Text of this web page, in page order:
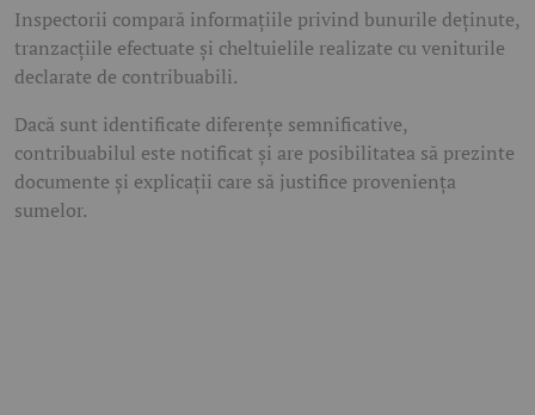
Inspectorii compară informațiile privind bunurile deținute,
tranzacțiile efectuate și cheltuielile realizate cu veniturile
declarate de contribuabili.
Dacă sunt identificate diferențe semnificative,
contribuabilul este notificat și are posibilitatea să prezinte
documente și explicații care să justifice proveniența
sumelor.